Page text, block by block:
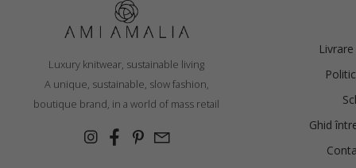
49.01
Luxury knitwear, sustainable living
A unique, sustainable, slow fashion,
boutique brand, in a world of mass retail
Ghid